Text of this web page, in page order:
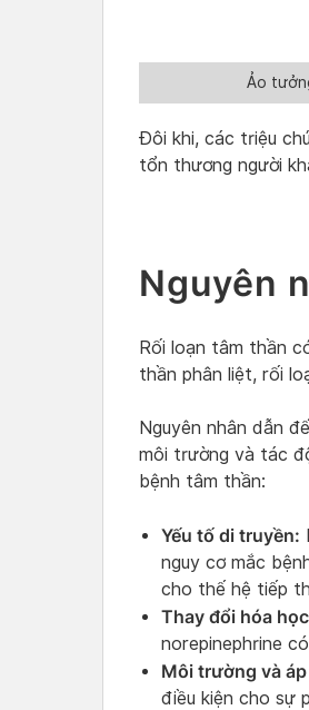
Ảo
Đôi khi, các triệu
tổn thương người
Nguyên
Rối loạn tâm thần
thần phân liệt, rối
Nguyên nhân dẫn
môi trường và tác
bệnh tâm thần:
Yếu tố di truyền:
nguy cơ mắc
cho thế hệ tiếp
Thay đổi hóa
norepinephrine
Môi trường và
điều kiện cho sự